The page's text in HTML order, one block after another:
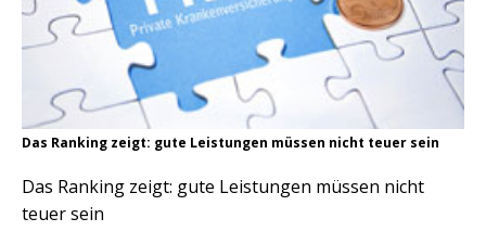
Das Ranking zeigt: gute Leistungen müssen nicht teuer sein
Das Ranking zeigt: gute Leistungen müssen nicht
teuer sein